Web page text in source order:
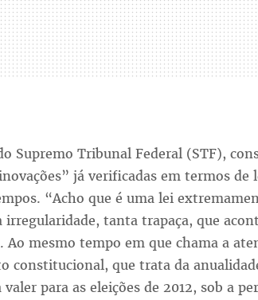
Supremo Tribunal Federal (STF),
já verificadas em termos de
“Acho que é uma lei
tanta trapaça, que
mesmo tempo em que chama a
constitucional, que trata da
para as eleições de 2012, sob a